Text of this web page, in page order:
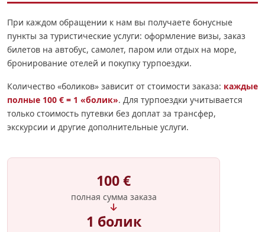
При каждом обращении к нам вы получаете бонусные
пункты за туристические услуги: оформление визы, заказ
билетов на автобус, самолет, паром или отдых на море,
бронирование отелей и покупку турпоездки.
Количество «боликов» зависит от стоимости заказа: каждые
полные 100 € = 1 «болик». Для турпоездки учитывается
только стоимость путевки без доплат за трансфер,
экскурсии и другие дополнительные услуги.
100 €
полная сумма заказа
1 болик